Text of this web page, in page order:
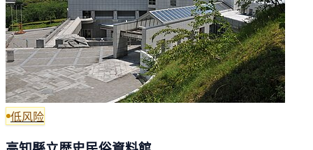
低风险